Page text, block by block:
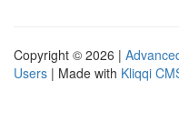
Copyright © 2026 |
Users | Made with Kliqqi